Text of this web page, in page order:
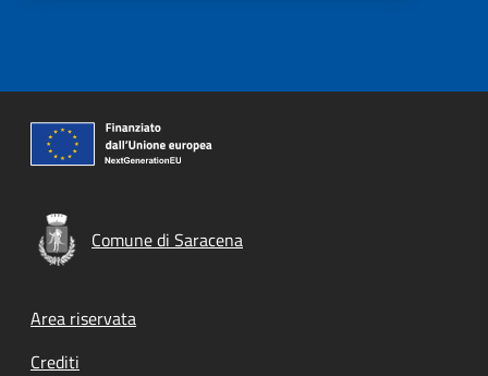
Comune di Saracena
Footer menu
Area riservata
Crediti